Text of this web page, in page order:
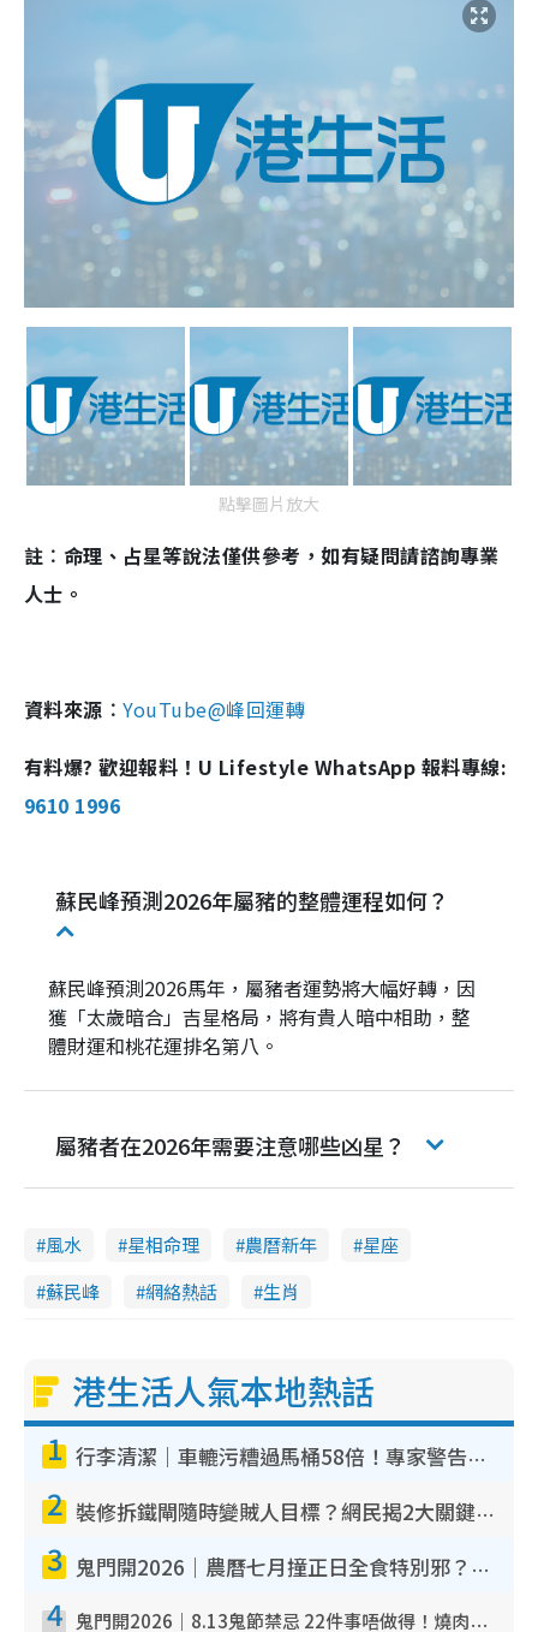
點擊圖片放大
註︰命理、占星等說法僅供參考，如有疑問請諮詢專業
人士。
資料來源︰YouTube@峰回運轉
有料爆? 歡迎報料！U Lifestyle WhatsApp 報料專線:
9610 1996
蘇民峰預測2026年屬豬的整體運程如何？
蘇民峰預測2026馬年，屬豬者運勢將大幅好轉，因
獲「太歲暗合」吉星格局，將有貴人暗中相助，整
體財運和桃花運排名第八。
屬豬者在2026年需要注意哪些凶星？
風水 星相命理 農曆新年
星座
蘇民峰
網絡熱話 生肖
港生活人氣本地熱話
1 行李清潔｜車轆污糟過馬桶58倍！專家警告忌用酒精抹 教1招免污手除菌
2 裝修拆鐵閘隨時變賊人目標？網民揭2大關鍵用途：裝新式等於白裝？附新舊鐵閘分別
3 鬼門開2026｜農曆七月撞正日全食特別邪？專家警告切忌做一事！揭4大禁忌+2招保平安
4 鬼門開2026｜8.13鬼節禁忌 22件事唔做得！燒肉、刺身要少食？半夜勿吹口哨/打呢個電話